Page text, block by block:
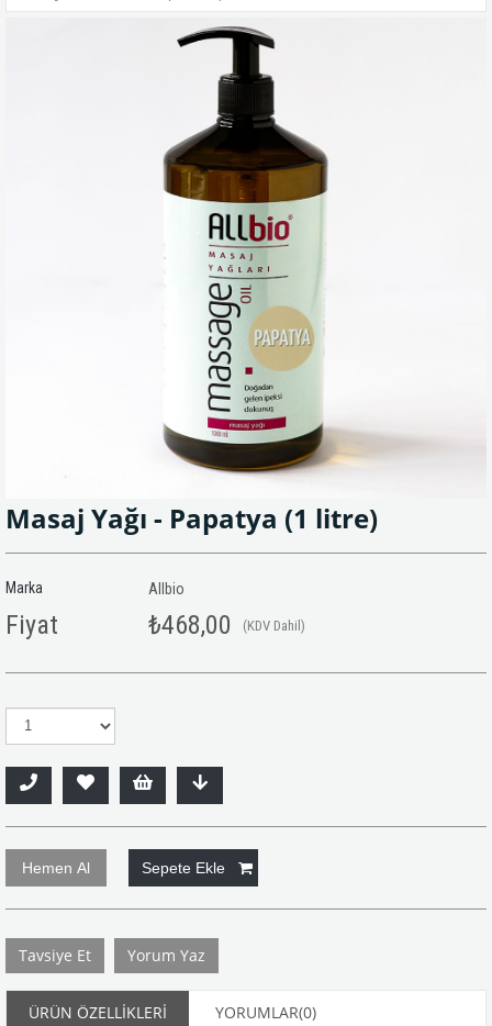
Masaj Yağı - Papatya (1 litre)
Marka Allbio
Fiyat ₺468,00 (KDV Dahil)
Tavsiye Et Yorum Yaz
ÜRÜN ÖZELLIKLERI YORUMLAR(0)